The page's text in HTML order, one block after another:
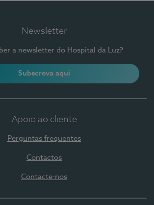
Newsletter
a newsletter do Hospital da Luz?
Subscreva aqui
Apoio ao cliente
Perguntas frequentes
Contactos
Contacte-nos